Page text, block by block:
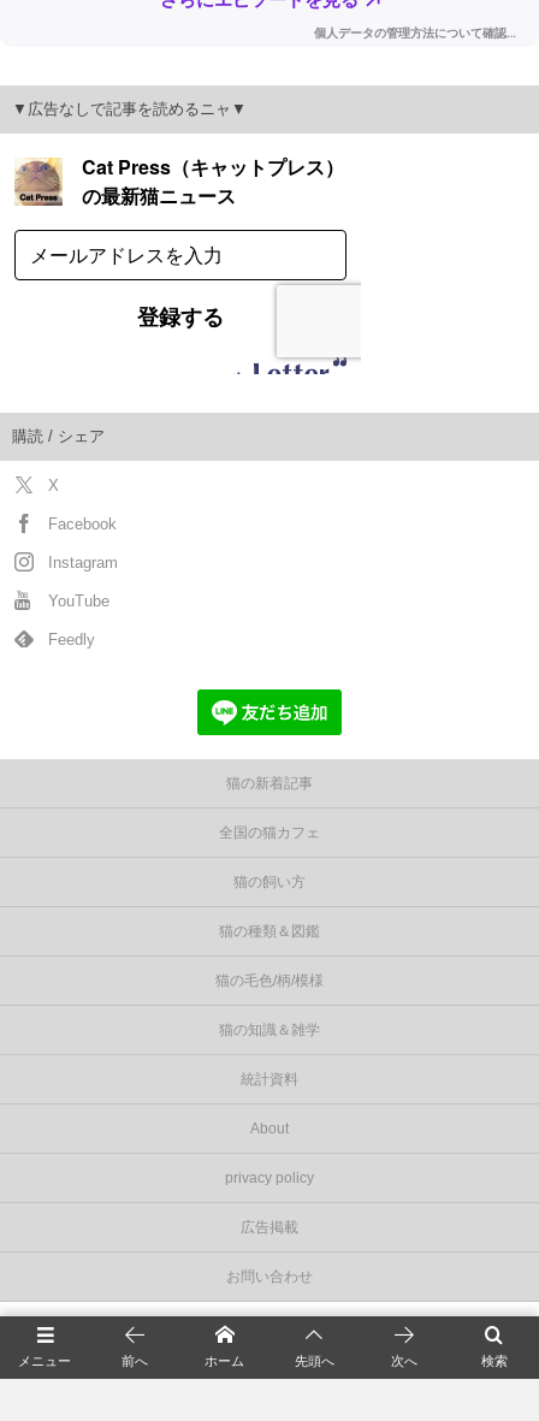
▼広告なしで記事を読めるニャ▼
購読 / シェア
X
Facebook
Instagram
YouTube
Feedly
猫の新着記事
全国の猫カフェ
猫の飼い方
猫の種類＆図鑑
猫の毛色/柄/模様
猫の知識＆雑学
統計資料
About
privacy policy
広告掲載
お問い合わせ
Cat Press（キャットプレス）
メニュー 検索
前へ ホーム 先頭へ 次へ